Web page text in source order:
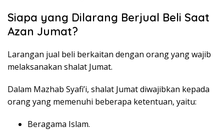
Siapa yang Dilarang Berjual Beli Saat
Azan Jumat?
Larangan jual beli berkaitan dengan orang yang wajib
melaksanakan shalat Jumat.
Dalam Mazhab Syafi’i, shalat Jumat diwajibkan kepada
orang yang memenuhi beberapa ketentuan, yaitu:
Beragama Islam.